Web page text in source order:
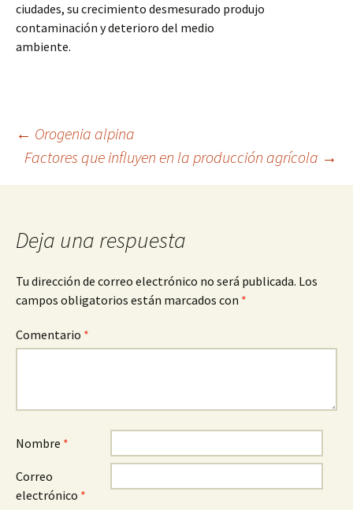
ciudades, su crecimiento desmesurado produjo
contaminación y deterioro del medio
ambiente.
Navegación
de
entradas
← Orogenia alpina
Factores que influyen en la producción agrícola →
Deja una respuesta
Tu dirección de correo electrónico no será publicada. Los
campos obligatorios están marcados con *
Comentario *
Nombre *
Correo
electrónico *